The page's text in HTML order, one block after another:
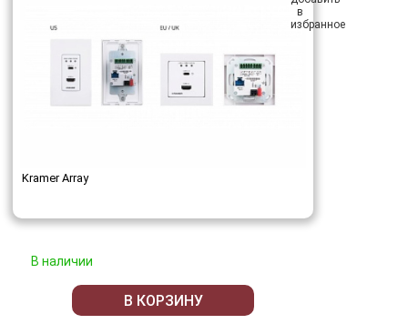
Kramer Array
В наличии
В КОРЗИНУ